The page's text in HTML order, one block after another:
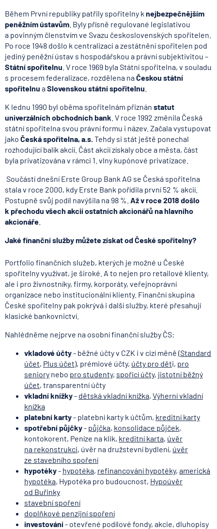
Během První republiky patřily spořitelny k nejbezpečnějším
peněžním ústavům . Byly přísně regulované legislativou
a povinným členstvím ve Svazu československých spořitelen.
Po roce 1948 došlo k centralizaci a zestátnění spořitelen pod
jediný peněžní ústav s hospodářskou a právní subjektivitou –
Státní spořitelnu . V roce 1969 byla Státní spořitelna, v souladu
s procesem federalizace, rozdělena na Českou státní
spořitelnu a Slovenskou státní spořitelnu
K lednu 1990 byl oběma spořitelnám přiznán statut
univerzálních obchodních bank . V roce 1992 změnila Česká
státní spořitelna svou právní formu i název. Začala vystupovat
jako Česká spořitelna, a.s.Tehdy si stát ještě ponechal
rozhodující balík akcií. Část akcií získaly obce a města, část
byla privatizována v rámci 1. vlny kupónové privatizace.
Součástí dnešní Erste Group Bank AG se Česká spořitelna
stala v roce 2000, kdy Erste Bank pořídila první 52 % akcií.
Postupně svůj podíl navýšila na 98 %. Až v roce 2018 došlo
k přechodu všech akcií ostatních akcionářů na hlavního
akcionáře
Jaké finanční služby můžete získat od České spořitelny?
Portfolio finančních služeb, kterých je možné u České
spořitelny využívat, je široké. A to nejen pro retailové klienty,
ale i pro živnostníky, firmy, korporáty, veřejnoprávní
organizace nebo institucionální klienty. Finanční skupina
České spořitelny pak pokrývá i další služby, které přesahují
klasické bankovnictví.
Nahlédněme nejprve na osobní finanční služby ČS:
vkladové účty- běžné účty v CZK i v cizí měně (Standard
účet, Plus účet), prémiové účty, účty pro děti, pro
seniory nebo pro studenty, spořicí účty, jistotní běžný
účet, transparentní účty
vkladní knížky- dětská vkladní knížka, Výherní vkladní
knížka
platební karty- platební karty k účtům, kreditní karty
spotřební půjčky- půjčka, konsolidace půjček,
kontokorent, Peníze na klik, kreditní karta, úvěr
na rekonstrukci, úvěr na družstevní bydlení, úvěr
ze stavebního spoření
hypotéky- hypotéka, refinancování hypotéky, americká
hypotéka, Hypotéka pro budoucnost, Hypoúvěr
od Buřinky
stavební spoření
doplňkové penzijní spoření
investování- otevřené podílové fondy, akcie, dluhopisy